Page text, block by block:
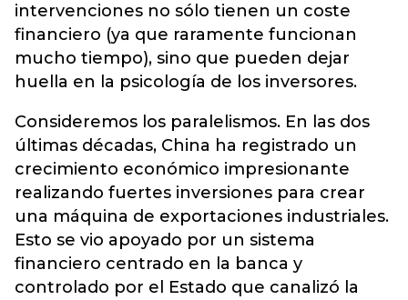
intervenciones no sólo tienen un coste
financiero (ya que raramente funcionan
mucho tiempo), sino que pueden dejar
huella en la psicología de los inversores.
Consideremos los paralelismos. En las dos
últimas décadas, China ha registrado un
crecimiento económico impresionante
realizando fuertes inversiones para crear
una máquina de exportaciones industriales.
Esto se vio apoyado por un sistema
financiero centrado en la banca y
controlado por el Estado que canalizó la